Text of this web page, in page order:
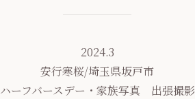
2024.3
安行寒桜/埼玉県坂戸市
ハーフバースデー・家族写真 出張撮影